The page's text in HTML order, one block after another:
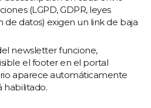
(LGPD, GDPR, leyes
de datos) exigen un link de baja
newsletter funcione,
el footer en el portal
aparece automáticamente
habilitado.